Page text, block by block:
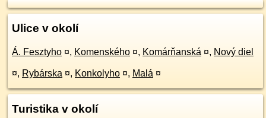
Ulice v okolí
Á. Fesztyho ¤, Komenského ¤, Komárňanská ¤, Nový diel
¤, Rybárska ¤, Konkolyho ¤, Malá ¤
Turistika v okolí